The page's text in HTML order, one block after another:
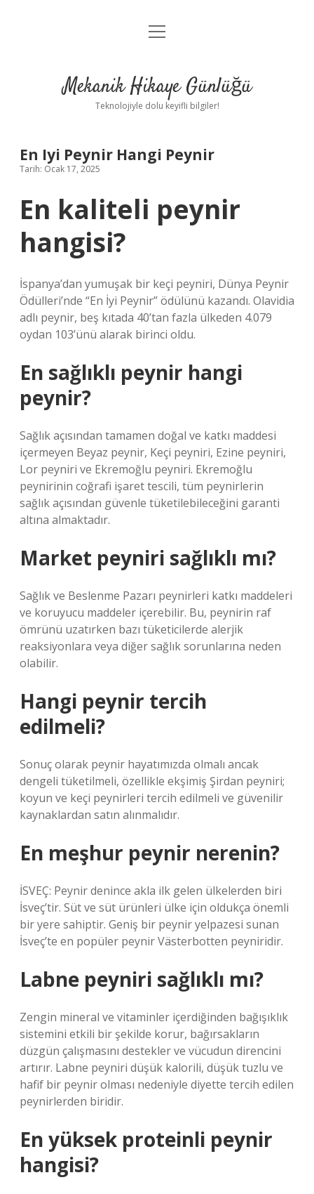
Anasayfa
Yasal Uyarı
menüyü
Mekanik Hikaye Günlüğü
Teknolojiyle dolu keyifli bilgiler!
En Iyi Peynir Hangi Peynir
Tarih: Ocak 17, 2025
En kaliteli peynir
hangisi?
İspanya’dan yumuşak bir keçi peyniri, Dünya Peynir
Ödülleri’nde “En İyi Peynir” ödülünü kazandı. Olavidia
adlı peynir, beş kıtada 40’tan fazla ülkeden 4.079
oydan 103’ünü alarak birinci oldu.
En sağlıklı peynir hangi
peynir?
Sağlık açısından tamamen doğal ve katkı maddesi
içermeyen Beyaz peynir, Keçi peyniri, Ezine peyniri,
Lor peyniri ve Ekremoğlu peyniri. Ekremoğlu
peynirinin coğrafi işaret tescili, tüm peynirlerin
sağlık açısından güvenle tüketilebileceğini garanti
altına almaktadır.
Market peyniri sağlıklı mı?
Sağlık ve Beslenme Pazarı peynirleri katkı maddeleri
ve koruyucu maddeler içerebilir. Bu, peynirin raf
ömrünü uzatırken bazı tüketicilerde alerjik
reaksiyonlara veya diğer sağlık sorunlarına neden
olabilir.
Hangi peynir tercih
edilmeli?
Sonuç olarak peynir hayatımızda olmalı ancak
dengeli tüketilmeli, özellikle ekşimiş Şirdan peyniri;
koyun ve keçi peynirleri tercih edilmeli ve güvenilir
kaynaklardan satın alınmalıdır.
En meşhur peynir nerenin?
İSVEÇ: Peynir denince akla ilk gelen ülkelerden biri
İsveç’tir. Süt ve süt ürünleri ülke için oldukça önemli
bir yere sahiptir. Geniş bir peynir yelpazesi sunan
İsveç’te en popüler peynir Västerbotten peyniridir.
Labne peyniri sağlıklı mı?
Zengin mineral ve vitaminler içerdiğinden bağışıklık
sistemini etkili bir şekilde korur, bağırsakların
düzgün çalışmasını destekler ve vücudun direncini
artırır. Labne peyniri düşük kalorili, düşük tuzlu ve
hafif bir peynir olması nedeniyle diyette tercih edilen
peynirlerden biridir.
En yüksek proteinli peynir
hangisi?